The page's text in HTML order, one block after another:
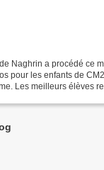
Naghrin a procédé ce
pour les enfants de
Les meilleurs élèves